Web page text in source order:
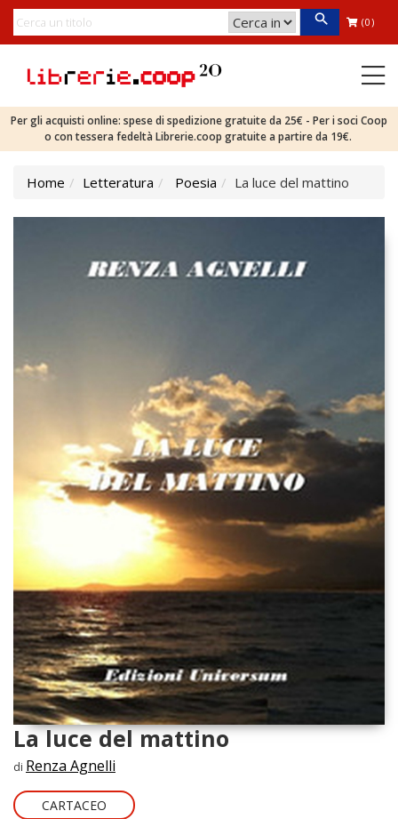
(0)
Per gli acquisti online: spese di spedizione gratuite da 25€ - Per i soci Coop
o con tessera fedeltà Librerie.coop gratuite a partire da 19€.
Home Letteratura Poesia La luce del mattino
La luce del mattino
di Renza Agnelli
CARTACEO